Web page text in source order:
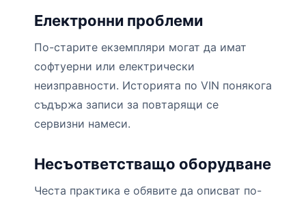
Електронни проблеми
По-старите екземпляри могат да имат
софтуерни или електрически
неизправности. Историята по VIN понякога
съдържа записи за повтарящи се
сервизни намеси.
Несъответстващо оборудване
Честа практика е обявите да описват по-